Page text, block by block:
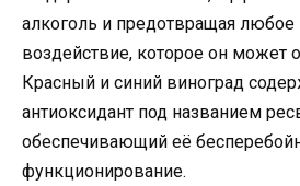
алкоголь и предотвращая
воздействие, которое он может
Красный и синий виноград
антиоксидант под названием
обеспечивающий её
функционирование.